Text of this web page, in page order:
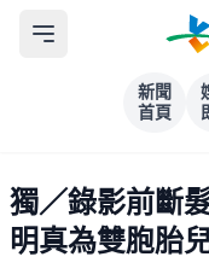
新聞
首頁
獨／錄影前斷
明真為雙胞胎